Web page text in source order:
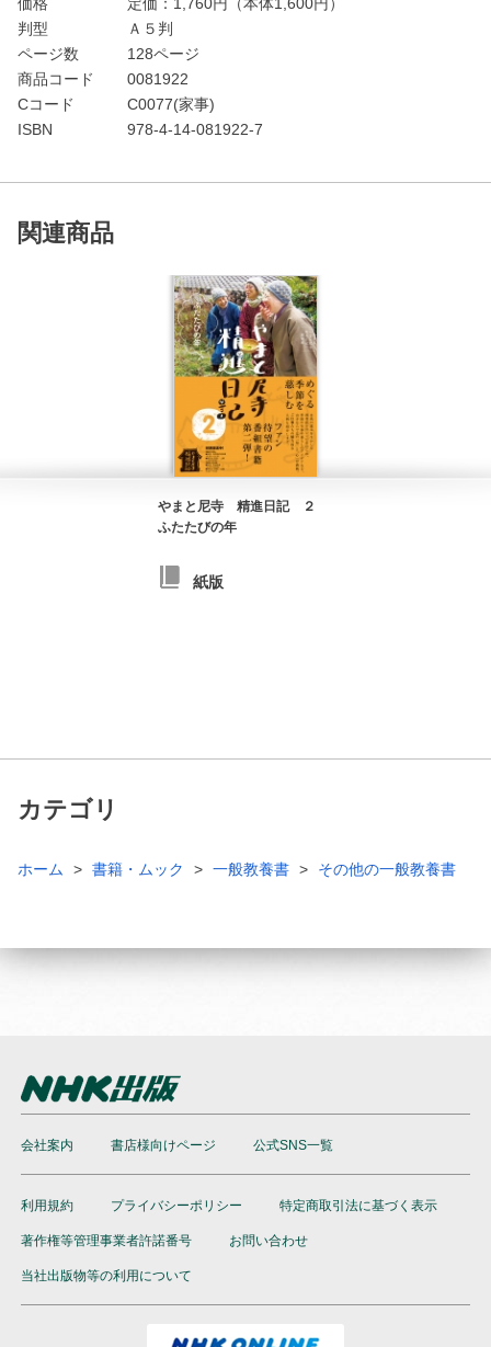
判型
Ａ５判
ページ数
128ページ
商品コード
0081922
Cコード
C0077(家事)
ISBN
978-4-14-081922-7
関連商品
やまと尼寺 精進日記 ２
ふたたびの年
紙版
カテゴリ
ホーム 書籍・ムック 一般教養書 その他の一般教養書
会社案内 書店様向けページ 公式SNS一覧
利用規約 プライバシーポリシー 特定商取引法に基づく表示
著作権等管理事業者許諾番号 お問い合わせ
当社出版物等の利用について